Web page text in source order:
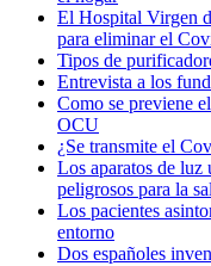
El Hospital Virgen
para eliminar el
Tipos de
Entrevista a los
Como se previene
OCU
¿Se transmite el
Los aparatos de luz
peligrosos para la
Los pacientes
entorno
Dos españoles